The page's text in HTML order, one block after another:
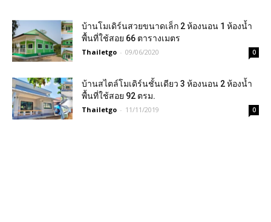
บ้านโมเดิร์นสวยขนาดเล็ก 2 ห้องนอน 1 ห้องน้ำ
พื้นที่ใช้สอย 66 ตารางเมตร
Thailetgo - 09/06/2020 0
บ้านสไตล์โมเดิร์นชั้นเดียว 3 ห้องนอน 2 ห้องน้ำ
พื้นที่ใช้สอย 92 ตรม.
Thailetgo - 11/11/2019 0